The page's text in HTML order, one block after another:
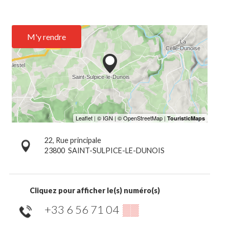
M'y rendre
22, Rue principale
23800 SAINT-SULPICE-LE-DUNOIS
Cliquez pour afficher le(s) numéro(s)
+33 6 56 71 04 ▒▒